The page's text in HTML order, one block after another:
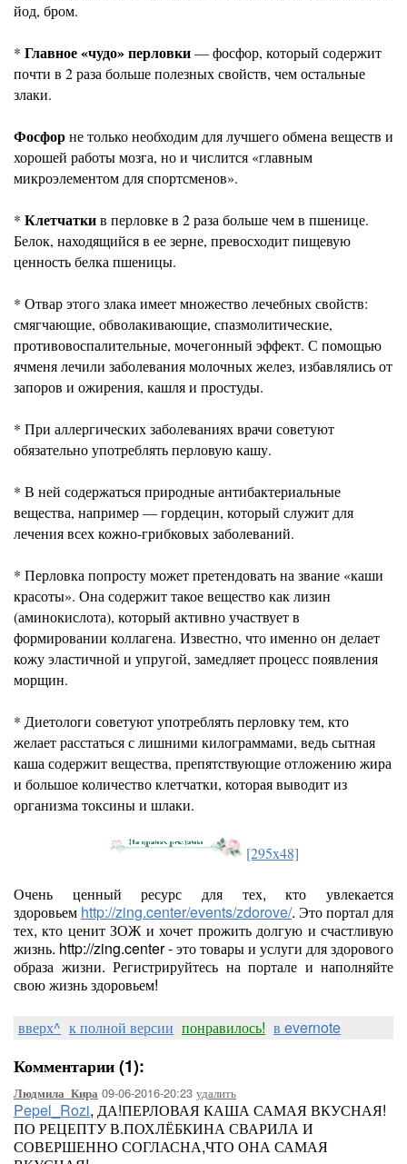
йод, бром.
* Главное «чудо» перловки— фосфор, который содержит
почти в 2 раза больше полезных свойств, чем остальные
злаки.
Фосфорне только необходим для лучшего обмена веществ и
хорошей работы мозга, но и числится «главным
микроэлементом для спортсменов».
* Клетчаткив перловке в 2 раза больше чем в пшенице.
Белок, находящийся в ее зерне, превосходит пищевую
ценность белка пшеницы.
* Отвар этого злака имеет множество лечебных свойств:
смягчающие, обволакивающие, спазмолитические,
противовоспалительные, мочегонный эффект. С помощью
ячменя лечили заболевания молочных желез, избавлялись от
запоров и ожирения, кашля и простуды.
* При аллергических заболеваниях врачи советуют
обязательно употреблять перловую кашу.
* В ней содержаться природные антибактериальные
вещества, например — гордецин, который служит для
лечения всех кожно-грибковых заболеваний.
* Перловка попросту может претендовать на звание «каши
красоты». Она содержит такое вещество как лизин
(аминокислота), который активно участвует в
формировании коллагена. Известно, что именно он делает
кожу эластичной и упругой, замедляет процесс появления
морщин.
* Диетологи советуют употреблять перловку тем, кто
желает расстаться с лишними килограммами, ведь сытная
каша содержит вещества, препятствующие отложению жира
и большое количество клетчатки, которая выводит из
организма токсины и шлаки.
[295x48]
Очень ценный ресурс для тех, кто увлекается
здоровьем http://zing.center/events/zdorove/. Это портал для
тех, кто ценит ЗОЖ и хочет прожить долгую и счастливую
жизнь. http://zing.center - это товары и услуги для здорового
образа жизни. Регистрируйтесь на портале и наполняйте
свою жизнь здоровьем!
вверх^ к полной версии понравилось! в evernote
Комментарии (1):
Людмила_Кира 09-06-2016-20:23 удалить
Pepel_Rozi, ДА!ПЕРЛОВАЯ КАША САМАЯ ВКУСНАЯ!
ПО РЕЦЕПТУ В.ПОХЛЁБКИНА СВАРИЛА И
СОВЕРШЕННО СОГЛАСНА,ЧТО ОНА САМАЯ